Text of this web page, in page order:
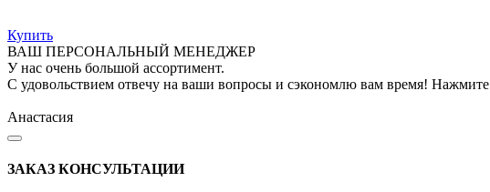
Купить
ВАШ ПЕРСОНАЛЬНЫЙ МЕНЕДЖЕР
У нас очень большой ассортимент.
С удовольствием отвечу на ваши вопросы и сэкономлю вам время! Нажмите
Анастасия
ЗАКАЗ КОНСУЛЬТАЦИИ